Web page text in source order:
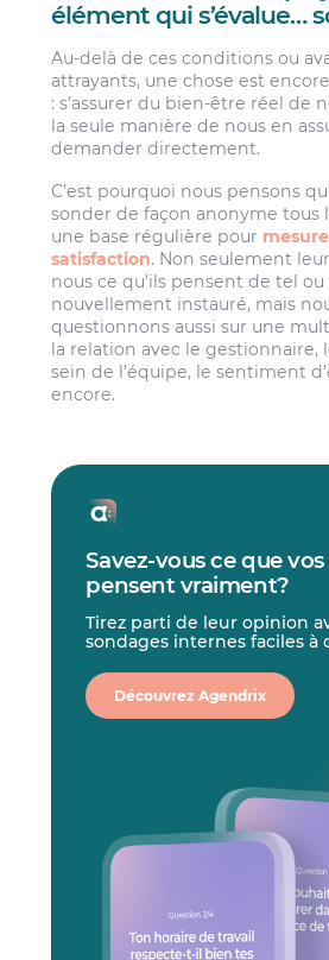
élément qui s’évalue…
Au-delà de ces conditions ou
attrayants, une chose est
: s’assurer du bien-être réel de
la seule manière de nous en
demander directement.
C’est pourquoi nous pensons
sonder de façon anonyme tous
une base régulière pour
satisfaction. Non seulement
nous ce qu’ils pensent de tel
nouvellement instauré, mais
questionnons aussi sur une
la relation avec le gestionnaire,
sein de l’équipe, le sentiment
encore.
Savez-vous ce que
pensent vraiment?
Tirez parti de leur opinion
sondages internes faciles à
Découvrez Agendrix